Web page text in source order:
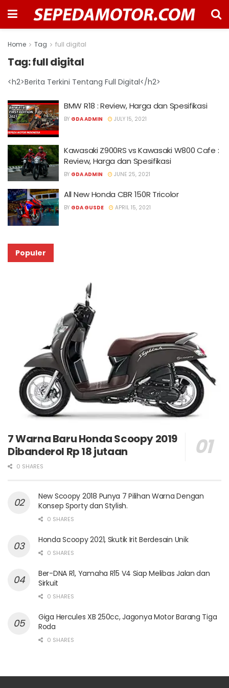
Home Tag full digital
Tag:full digital
<h2>Berita Terkini Tentang Full Digital</h2>
BMW R18 : Review, Harga dan Spesifikasi
BY GDA ADMIN JULY 15, 2021
Kawasaki Z900RS vs Kawasaki W800 Cafe :
Review, Harga dan Spesifikasi
BY GDA ADMIN JUNE 25, 2021
All New Honda CBR 150R Tricolor
BY GDA GUSDE APRIL 15, 2021
Populer
7 Warna Baru Honda Scoopy 2019
Dibanderol Rp 18 jutaan
0 SHARES
New Scoopy 2018 Punya 7 Pilihan Warna Dengan
Konsep Sporty dan Stylish.
0 SHARES
Honda Scoopy 2021, Skutik Irit Berdesain Unik
0 SHARES
Ber-DNA R1, Yamaha R15 V4 Siap Melibas Jalan dan
Sirkuit
0 SHARES
Giga Hercules XB 250cc, Jagonya Motor Barang Tiga
Roda
0 SHARES